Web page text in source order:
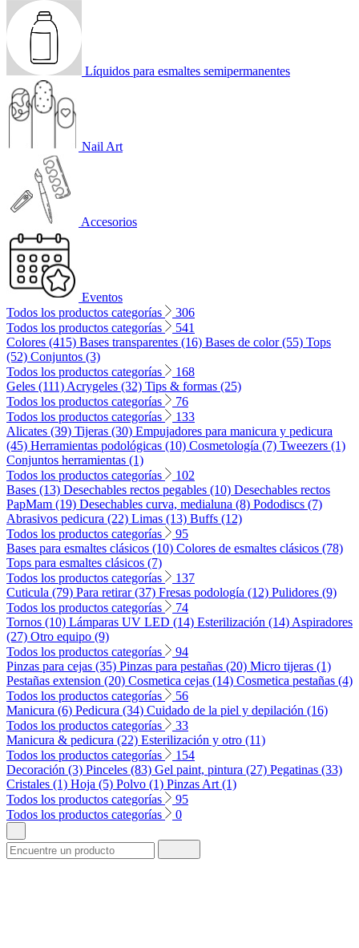
Líquidos para esmaltes semipermanentes
Nail Art
Accesorios
Eventos
Todos los productos categorías
306
Todos los productos categorías
541
Colores (415) Bases transparentes (16) Bases de color (55) Tops
(52) Conjuntos (3)
Todos los productos categorías
168
Geles (111) Acrygeles (32) Tips & formas (25)
Todos los productos categorías
76
Todos los productos categorías
133
Alicates (39) Tijeras (30) Empujadores para manicura y pedicura
(45) Herramientas podológicas (10) Cosmetología (7) Tweezers (1)
Conjuntos herramientas (1)
Todos los productos categorías
102
Bases (13) Desechables rectos pegables (10) Desechables rectos
PapMam (19) Desechables curva, medialuna (8) Pododiscs (7)
Abrasivos pedicura (22) Limas (13) Buffs (12)
Todos los productos categorías
95
Bases para esmaltes clásicos (10) Colores de esmaltes clásicos (78)
Tops para esmaltes clásicos (7)
Todos los productos categorías
137
Cuticula (79) Para retirar (37) Fresas podología (12) Pulidores (9)
Todos los productos categorías
74
Tornos (10) Lámparas UV LED (14) Esterilización (14) Aspiradores
(27) Otro equipo (9)
Todos los productos categorías
94
Pinzas para cejas (35) Pinzas para pestañas (20) Micro tijeras (1)
Pestañas extension (20) Cosmetica cejas (14) Cosmetica pestañas (4)
Todos los productos categorías
56
Manicura (6) Pedicura (34) Cuidado de la piel y depilación (16)
Todos los productos categorías
33
Manicura & pedicura (22) Esterilización y otro (11)
Todos los productos categorías
154
Decoración (3) Pinceles (83) Gel paint, pintura (27) Pegatinas (33)
Cristales (1) Hoja (5) Polvo (1) Pinzas Art (1)
Todos los productos categorías
95
Todos los productos categorías
0